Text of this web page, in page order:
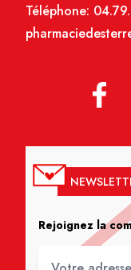
Téléphone:
Rejoignez la